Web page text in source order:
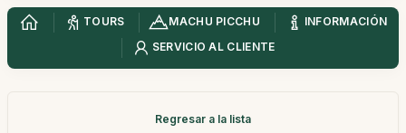
TOURS MACHU PICCHU
INFORMACIÓN
SERVICIO AL CLIENTE
Regresar a la lista